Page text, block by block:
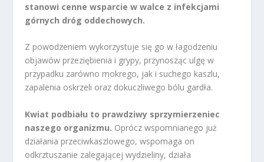
stanowi cenne wsparcie w walce z infekcjami
górnych dróg oddechowych.
Z powodzeniem wykorzystuje się go w łagodzeniu
objawów przeziębienia i grypy, przynosząc ulgę w
przypadku zarówno mokrego, jak i suchego kaszlu,
zapalenia oskrzeli oraz dokuczliwego bólu gardła.
Kwiat podbiału to prawdziwy sprzymierzeniec
naszego organizmu. Oprócz wspomnianego już
działania przeciwkaszlowego, wspomaga on
odkrztuszanie zalegającej wydzieliny, działa